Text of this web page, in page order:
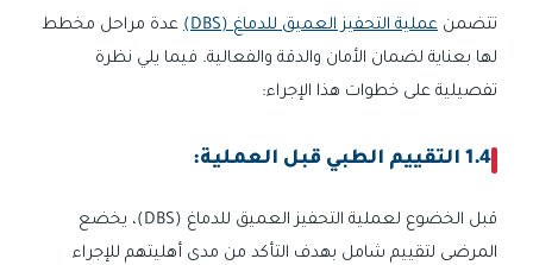
تتضمن عملية التحفيز العميق للدماغ (DBS)
عدة مراحل مخطط
لها بعناية لضمان الأمان والدقة والفعالية. فيما يلي نظرة
تفصيلية على خطوات هذا الإجراء:
1.4 التقييم الطبي قبل العملية:
قبل الخضوع لعملية التحفيز العميق للدماغ (DBS)، يخضع
المرضى لتقييم شامل بهدف التأكد من مدى أهليتهم للإجراء